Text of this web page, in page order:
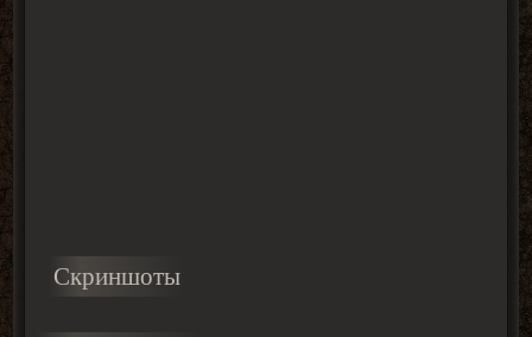
Скриншоты